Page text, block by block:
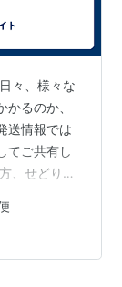
々、様々な
るのか、
送情報では
てご共有し
、せどりを
の国 発送日
1/12 6
ト オース